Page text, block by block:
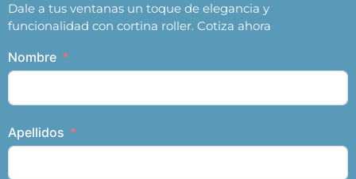
Dale a tus ventanas un toque de elegancia y
funcionalidad con cortina roller. Cotiza ahora
Nombre
Apellidos